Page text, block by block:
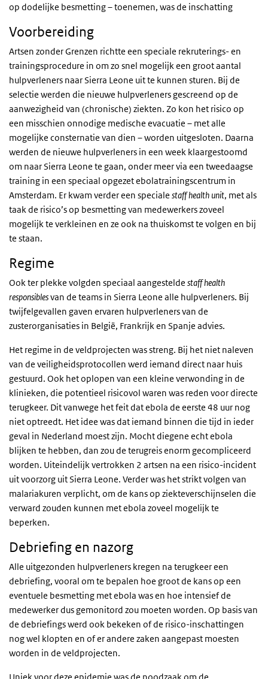
op dodelijke besmetting – toenemen, was de inschatting
Voorbereiding
Artsen zonder Grenzen richtte een speciale rekruterings- en
trainingsprocedure in om zo snel mogelijk een groot aantal
hulpverleners naar Sierra Leone uit te kunnen sturen. Bij de
selectie werden die nieuwe hulpverleners gescreend op de
aanwezigheid van (chronische) ziekten. Zo kon het risico op
een misschien onnodige medische evacuatie – met alle
mogelijke consternatie van dien – worden uitgesloten. Daarna
werden de nieuwe hulpverleners in een week klaargestoomd
om naar Sierra Leone te gaan, onder meer via een tweedaagse
training in een speciaal opgezet ebolatrainingscentrum in
Amsterdam. Er kwam verder een speciale staff health unit, met als
taak de risico’s op besmetting van medewerkers zoveel
mogelijk te verkleinen en ze ook na thuiskomst te volgen en bij
te staan.
Regime
Ook ter plekke volgden speciaal aangestelde staff health
responsiblesvan de teams in Sierra Leone alle hulpverleners. Bij
twijfelgevallen gaven ervaren hulpverleners van de
zusterorganisaties in België, Frankrijk en Spanje advies.
Het regime in de veldprojecten was streng. Bij het niet naleven
van de veiligheidsprotocollen werd iemand direct naar huis
gestuurd. Ook het oplopen van een kleine verwonding in de
klinieken, die potentieel risicovol waren was reden voor directe
terugkeer. Dit vanwege het feit dat ebola de eerste 48 uur nog
niet optreedt. Het idee was dat iemand binnen die tijd in ieder
geval in Nederland moest zijn. Mocht diegene echt ebola
blijken te hebben, dan zou de terugreis enorm gecompliceerd
worden. Uiteindelijk vertrokken 2 artsen na een risico-incident
uit voorzorg uit Sierra Leone. Verder was het strikt volgen van
malariakuren verplicht, om de kans op ziekteverschijnselen die
verward zouden kunnen met ebola zoveel mogelijk te
beperken.
Debriefing en nazorg
Alle uitgezonden hulpverleners kregen na terugkeer een
debriefing, vooral om te bepalen hoe groot de kans op een
eventuele besmetting met ebola was en hoe intensief de
medewerker dus gemonitord zou moeten worden. Op basis van
de debriefings werd ook bekeken of de risico-inschattingen
nog wel klopten en of er andere zaken aangepast moesten
worden in de veldprojecten.